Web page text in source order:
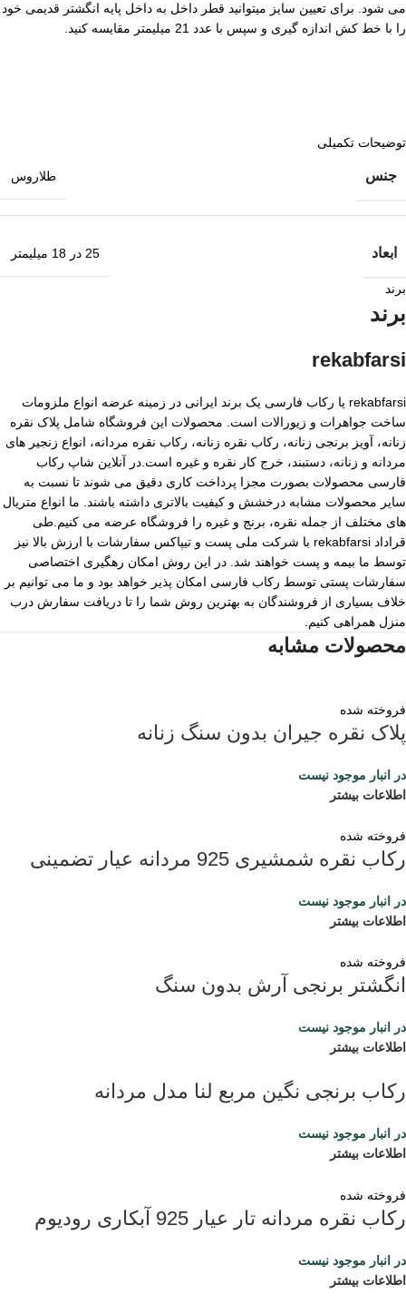
می شود. برای تعیین سایز میتوانید قطر داخل به داخل پایه انگشتر قدیمی خود
را با خط کش اندازه گیری و سپس با عدد 21 میلیمتر مقایسه کنید.
توضیحات تکمیلی
جنس طلاروس
ابعاد 25 در 18 میلیمتر
برند
برند
rekabfarsi
rekabfarsi یا رکاب فارسی یک برند ایرانی در زمینه عرضه انواع ملزومات
ساخت جواهرات و زیورالات است. محصولات این فروشگاه شامل پلاک نقره
زنانه، آویز برنجی زنانه، رکاب نقره زنانه، رکاب نقره مردانه، انواع زنجیر های
مردانه و زنانه، دستبند، خرج کار نقره و غیره است.در آنلاین شاپ رکاب
فارسی محصولات بصورت مجزا پرداخت کاری دقیق می شوند تا نسبت به
سایر محصولات مشابه درخشش و کیفیت بالاتری داشته باشند. ما انواع متریال
های مختلف از جمله نقره، برنج و غیره را فروشگاه عرضه می کنیم.طی
قراداد rekabfarsi با شرکت ملی پست و تیپاکس سفارشات با ارزش بالا نیز
توسط ما بیمه و پست خواهند شد. در این روش امکان رهگیری اختصاصی
سفارشات پستی توسط رکاب فارسی امکان پذیر خواهد بود و ما می توانیم بر
خلاف بسیاری از فروشندگان به بهترین روش شما را تا دریافت سفارش درب
منزل همراهی کنیم.
محصولات مشابه
فروخته شده
پلاک نقره جیران بدون سنگ زنانه
در انبار موجود نیست
اطلاعات بیشتر
فروخته شده
رکاب نقره شمشیری 925 مردانه عیار تضمینی
در انبار موجود نیست
اطلاعات بیشتر
فروخته شده
انگشتر برنجی آرش بدون سنگ
در انبار موجود نیست
اطلاعات بیشتر
رکاب برنجی نگین مربع لنا مدل مردانه
در انبار موجود نیست
اطلاعات بیشتر
فروخته شده
رکاب نقره مردانه تار عیار 925 آبکاری رودیوم
در انبار موجود نیست
اطلاعات بیشتر